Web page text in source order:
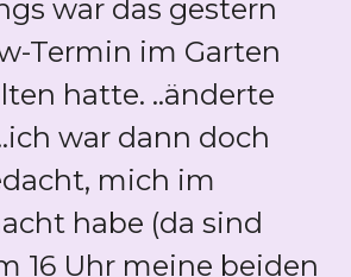
war das gestern
Termin im Garten
hatte. ..änderte
war dann doch
mich im
habe (da sind
16 Uhr meine beiden